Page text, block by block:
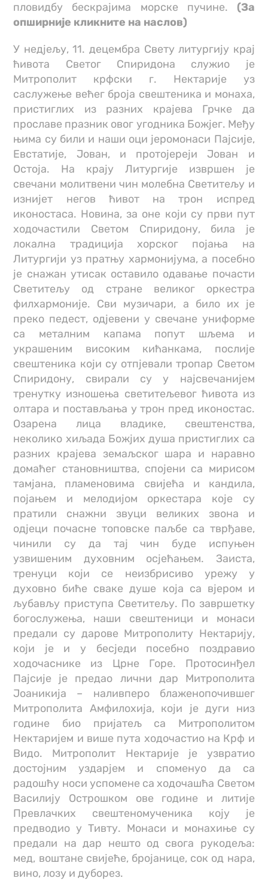
пловидбу бескрајима морске пучине. (За
опширније кликните на наслов)
У недјељу, 11. децембра Свету литургију крај
ћивота Светог Спиридона служио је
Митрополит крфски г. Нектарије уз
саслужење већег броја свештеника и монаха,
пристиглих из разних крајева Грчке да
прославе празник овог угодника Божјег. Међу
њима су били и наши оци јеромонаси Пајсије,
Евстатије, Јован, и протојереји Јован и
Остоја. На крају Литургије извршен је
свечани молитвени чин молебна Светитељу и
изнијет негов ћивот на трон испред
иконостаса. Новина, за оне који су први пут
ходочастили Светом Спиридону, била је
локална традиција хорског појања на
Литургији уз пратњу хармонијума, а посебно
је снажан утисак оставило одавање почасти
Светитељу од стране великог оркестра
филхармоније. Сви музичари, а било их је
преко педест, одјевени у свечане униформе
са металним капама попут шљема и
украшеним високим кићанкама, послије
свештеника који су отпјевали тропар Светом
Спиридону, свирали су у најсвечанијем
тренутку изношења светитељевог ћивота из
олтара и постављања у трон пред иконостас.
Озарена лица владике, свештенства,
неколико хиљада Божјих душа пристиглих са
разних крајева земаљског шара и наравно
домаћег становништва, спојени са мирисом
тамјана, пламеновима свијећа и кандила,
појањем и мелодијом оркестара које су
пратили снажни звуци великих звона и
одјеци почасне топовске паљбе са тврђаве,
чинили су да тај чин буде испуњен
узвишеним духовним осјећањем. Заиста,
тренуци који се неизбрисиво урежу у
духовно биће сваке душе која са вјером и
љубављу приступа Светитељу. По завршетку
богослужења, наши свештеници и монаси
предали су дарове Митрополиту Нектарију,
који је и у бесједи посебно поздравио
ходочаснике из Црне Горе. Протосинђел
Пајсије је предао лични дар Митрополита
Јоаникија – наливперо блаженопочившег
Митрополита Амфилохија, који је дуги низ
године био пријатељ са Митрополитом
Нектаријем и више пута ходочастио на Крф и
Видо. Митрополит Нектарије је узвратио
достојним уздарјем и споменуо да са
радошћу носи успомене са ходочашћа Светом
Василију Острошком ове године и литије
Превлачких свештеномученика коју је
предводио у Тивту. Монаси и монахиње су
предали на дар нешто од свога рукодеља:
мед, воштане свијеће, бројанице, сок од нара,
вино, лозу и дуборез.